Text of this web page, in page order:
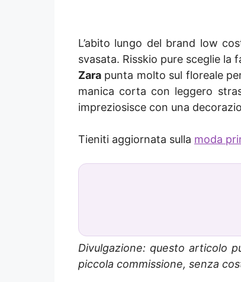
L’abito lungo del brand low
svasata. Risskio pure sceglie la
Zara punta molto sul floreale
manica corta con leggero
impreziosisce con una
Tieniti aggiornata sulla moda
Divulgazione: questo articolo
piccola commissione, senza